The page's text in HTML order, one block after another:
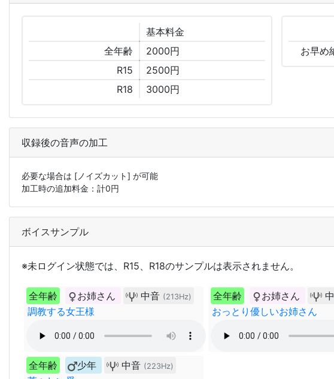
基本料金
全年齢
2000円
R15
2500円
R18
3000円
お早め
収録後の音声の加工
必要な場合は [ノイズカット] が可能
加工時の追加料金：計0円
ボイスサンプル
※未ログイン状態では、R15、R18のサンプルは表示されません。
全年齢 お姉さん 中音 (213Hz)
調教する女王様
全年齢 お姉さん
おっとり優しいお姉さん
全年齢 少年 中音 (223Hz)